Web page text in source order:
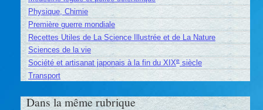
Physique, Chimie
Première guerre mondiale
Recettes Utiles de La Science Illustrée et de La Nature
Sciences de la vie
Société et artisanat japonais à la fin du XIXesiècle
Transport
Dans la même rubrique